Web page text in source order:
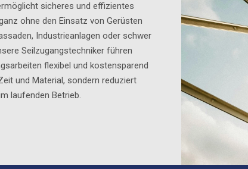
sicheres und effizientes
ohne den Einsatz von Gerüsten
Industrieanlagen oder schwer
Seilzugangstechniker führen
flexibel und kostensparend
und Material, sondern reduziert
laufenden Betrieb.